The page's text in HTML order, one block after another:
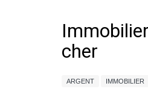
cher
ARGENT IMMOBILIER